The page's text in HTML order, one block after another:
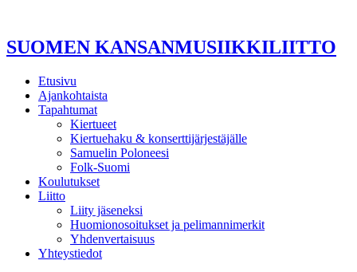
SUOMEN KANSANMUSIIKKILIITTO
Etusivu
Ajankohtaista
Tapahtumat
Kiertueet
Kiertuehaku & konserttijärjestäjälle
Samuelin Poloneesi
Folk-Suomi
Koulutukset
Liitto
Liity jäseneksi
Huomionosoitukset ja pelimannimerkit
Yhdenvertaisuus
Yhteystiedot